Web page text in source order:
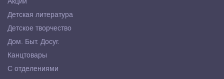
Детская литература
Детское творчество
Дом. Быт. Досуг.
Канцтовары
С отделениями